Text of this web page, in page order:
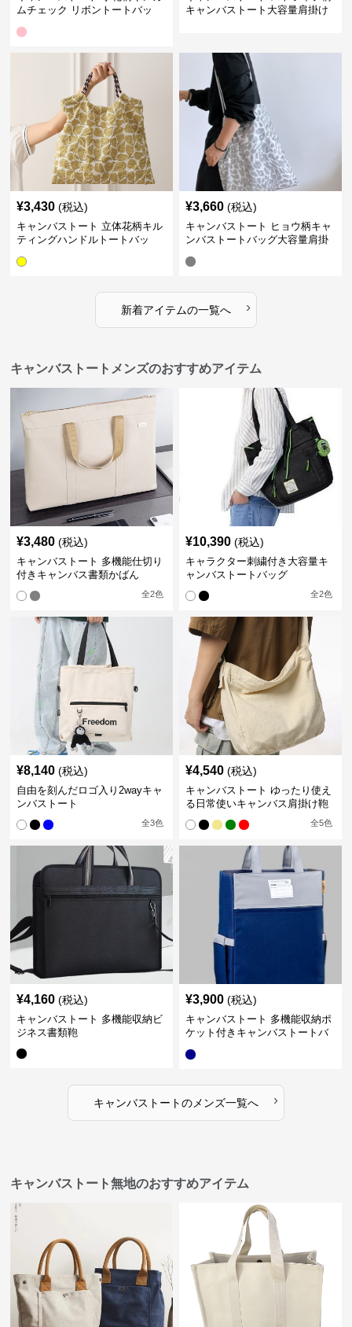
ムチェック リボントートバッ
キャンバストート大容量肩掛け
¥3,430 (税込)
キャンバストート 立体花柄キル
ティングハンドルトートバッ
¥3,660 (税込)
キャンバストート ヒョウ柄キャ
ンバストートバッグ大容量肩掛
新着アイテムの一覧へ ›
キャンバストートメンズのおすすめアイテム
¥3,480 (税込)
キャンバストート 多機能仕切り
付きキャンバス書類かばん
全2色
¥10,390 (税込)
キャラクター刺繍付き大容量キ
ャンバストートバッグ
全2色
¥8,140 (税込)
自由を刻んだロゴ入り2wayキャ
ンバストート
全3色
¥4,540 (税込)
キャンバストート ゆったり使え
る日常使いキャンバス肩掛け鞄
全5色
¥4,160 (税込)
キャンバストート 多機能収納ビ
ジネス書類鞄
¥3,900 (税込)
キャンバストート 多機能収納ポ
ケット付きキャンバストートバ
キャンバストートのメンズ一覧へ ›
キャンバストート無地のおすすめアイテム